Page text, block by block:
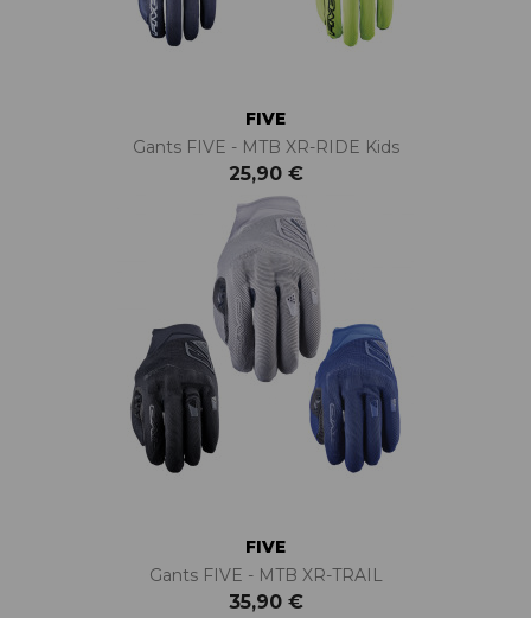
FIVE
Gants FIVE - MTB XR-RIDE Kids
25,90 €
FIVE
Gants FIVE - MTB XR-TRAIL
35,90 €